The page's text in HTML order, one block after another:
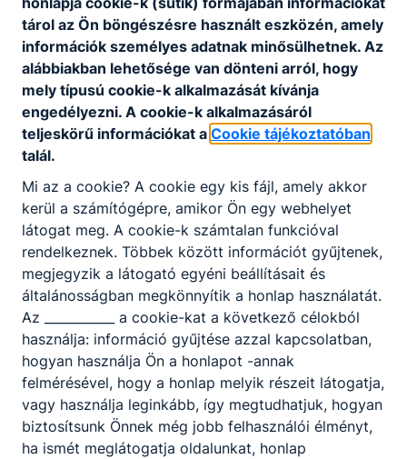
Iskolánk képzései
Galéria
tárol az Ön böngészésre használt eszközén, amely
információk személyes adatnak minősülhetnek. Az
alábbiakban lehetősége van dönteni arról, hogy
mely típusú cookie-k alkalmazását kívánja
engedélyezni. A cookie-k alkalmazásáról
teljeskörű információkat a Cookie tájékoztatóban
talál.
Mi az a cookie? A cookie egy kis fájl, amely akkor
kerül a számítógépre, amikor Ön egy webhelyet
látogat meg. A cookie-k számtalan funkcióval
rendelkeznek. Többek között információt gyűjtenek,
megjegyzik a látogató egyéni beállításait és
általánosságban megkönnyítik a honlap használatát.
Az ___________ a cookie-kat a következő célokból
használja: információ gyűjtése azzal kapcsolatban,
hogyan használja Ön a honlapot -annak
felmérésével, hogy a honlap melyik részeit látogatja,
vagy használja leginkább, így megtudhatjuk, hogyan
biztosítsunk Önnek még jobb felhasználói élményt,
ha ismét meglátogatja oldalunkat, honlap